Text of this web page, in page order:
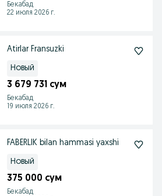
Бекабад
22 июля 2026 г.
Atirlar Fransuzki
Новый
3 679 731 сум
Бекабад
19 июля 2026 г.
FABERLIK bilan hammasi yaxshi
Новый
375 000 сум
Бекабад